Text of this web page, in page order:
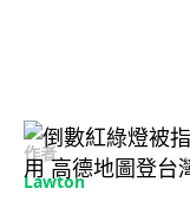
作者
Lawton